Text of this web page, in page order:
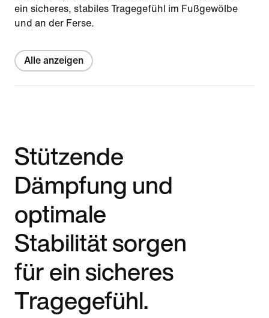
ein sicheres, stabiles Tragegefühl im Fußgewölbe
und an der Ferse.
Alle anzeigen
Stützende
Dämpfung und
optimale
Stabilität sorgen
für ein sicheres
Tragegefühl.